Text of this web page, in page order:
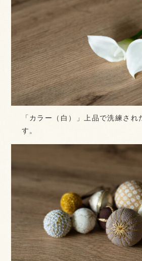
「カラー（白）」上品で洗練され
す。